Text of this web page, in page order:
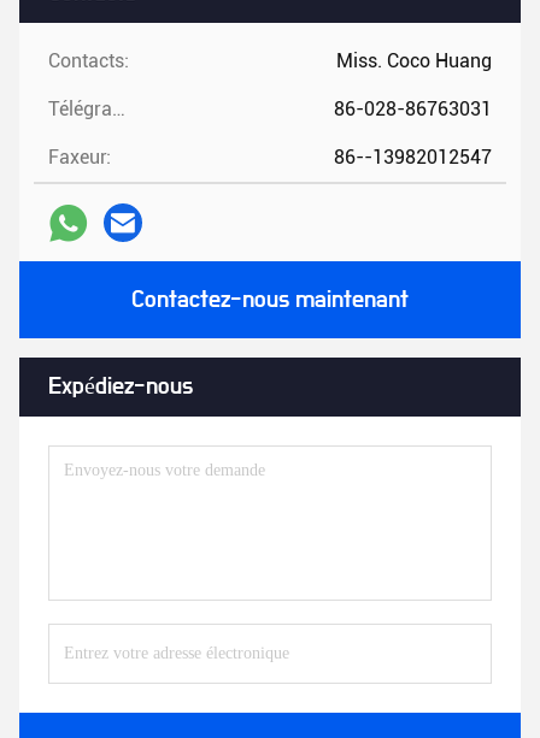
Contacts: Miss. Coco Huang
Télégramme: 86-028-86763031
Faxeur: 86--13982012547
Contactez-nous maintenant
Expédiez-nous